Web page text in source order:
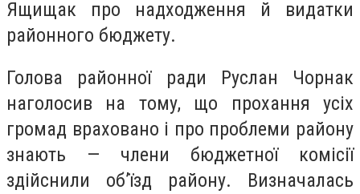
Ящищак про надходження й видатки
районного бюджету.
Голова районної ради Руслан Чорнак
наголосив на тому, що прохання усіх
громад враховано і про проблеми району
знають — члени бюджетної комісії
здійснили об’їзд району. Визначалась